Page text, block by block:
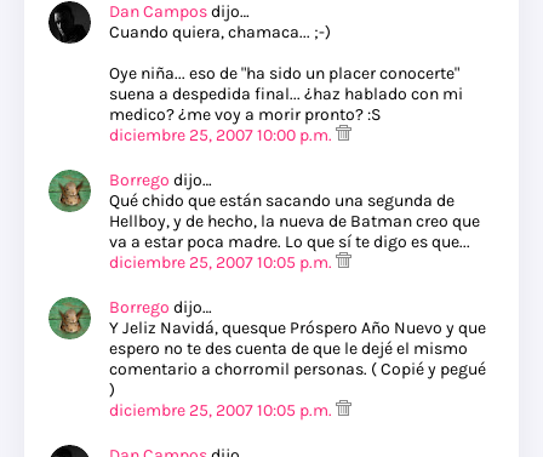
Dan Camposdijo…
Cuando quiera, chamaca... ;-)
Oye niña... eso de "ha sido un placer conocerte"
suena a despedida final... ¿haz hablado con mi
medico? ¿me voy a morir pronto? :S
diciembre 25, 2007 10:00 p.m.
Borrego dijo…
Qué chido que están sacando una segunda de
Hellboy, y de hecho, la nueva de Batman creo que
va a estar poca madre. Lo que sí te digo es que...
diciembre 25, 2007 10:05 p.m.
Borrego dijo…
Y Jeliz Navidá, quesque Próspero Año Nuevo y que
espero no te des cuenta de que le dejé el mismo
comentario a chorromil personas. ( Copié y pegué
)
diciembre 25, 2007 10:05 p.m.